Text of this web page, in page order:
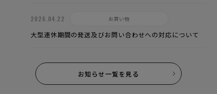
2026.04.22 お買い物
大型連休期間の発送及びお問い合わせへの対応について
お知らせ一覧を見る